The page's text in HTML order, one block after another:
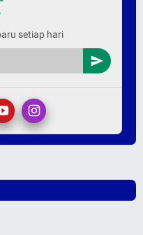
setiap hari